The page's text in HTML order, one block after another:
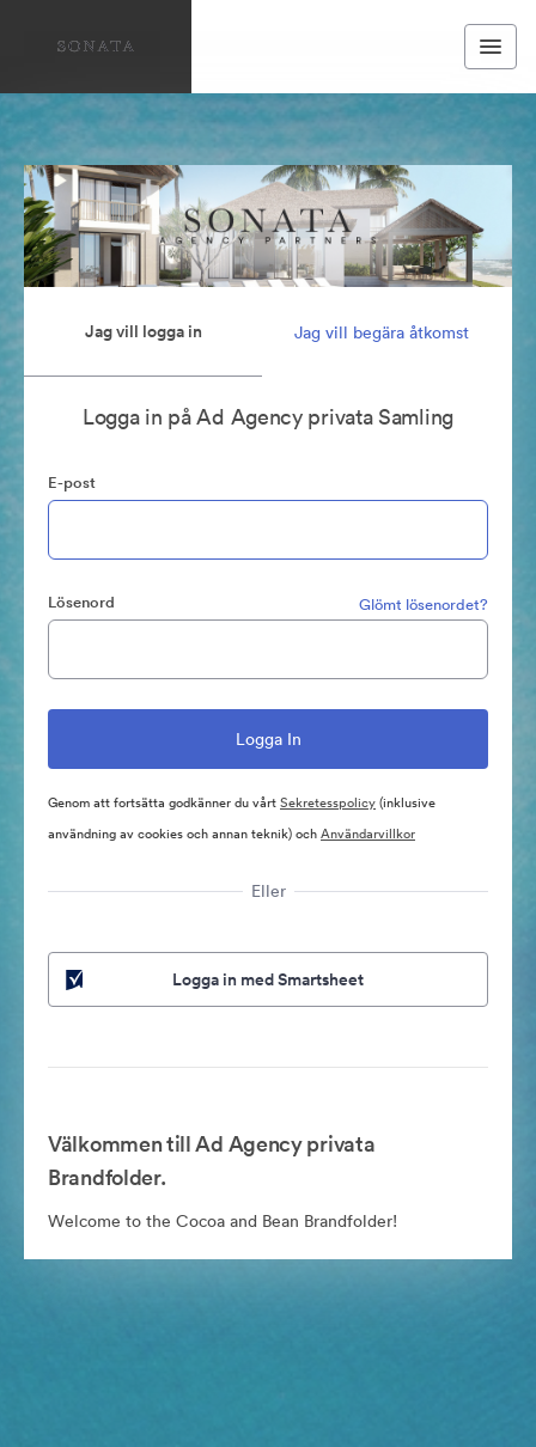
Jag vill logga in Jag vill begära åtkomst
Logga in på Ad Agency privata Samling
E-post
Lösenord Glömt lösenordet?
Genom att fortsätta godkänner du vårtSekretesspolicy(inklusive
användning av cookies och annan teknik) ochAnvändarvillkor
Eller
Logga in med Smartsheet
Välkommen till Ad Agency privata
Brandfolder.
Welcome to the Cocoa and Bean Brandfolder!